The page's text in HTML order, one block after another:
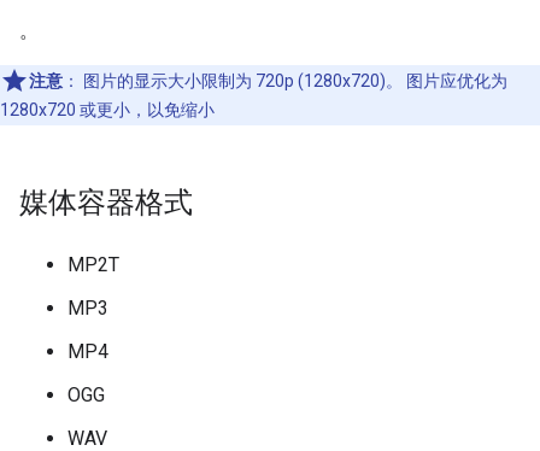
。
注意 ：
图片的显示大小限制为 720p (1280x720)。 图片应优化为
1280x720 或更小，以免缩小
媒体容器格式
MP2T
MP3
MP4
OGG
WAV